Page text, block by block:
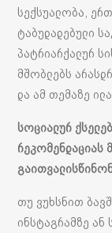
სექსუალობა,
ტაბუდადებული
პატრიარქალურ
მშობლებს
და ამ თემაზე
სოციალურ
რეკომენდაციას
თუ ვუხსნით
ინსტაგრამზე ან